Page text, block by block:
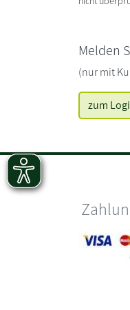
Melden
(nur mit
zum